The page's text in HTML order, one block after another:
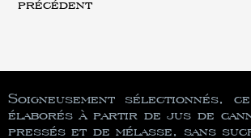
précédent
Soigneusement sélectionnés,
élaborés à partir de jus de
pressés et de mélasse, sans